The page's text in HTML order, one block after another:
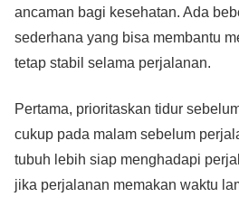
ancaman bagi kesehatan. Ada
sederhana yang bisa membantu
tetap stabil selama perjalanan.
Pertama, prioritaskan tidur
cukup pada malam sebelum
tubuh lebih siap menghadapi
jika perjalanan memakan waktu